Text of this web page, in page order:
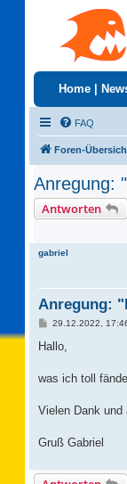
Home
FAQ
Foren-
Anregung:
Antworten
gabriel
Anregung:
B
i
a
29.12.2022,
Hallo,
was ich toll
Vielen Dank und
Gruß Gabriel